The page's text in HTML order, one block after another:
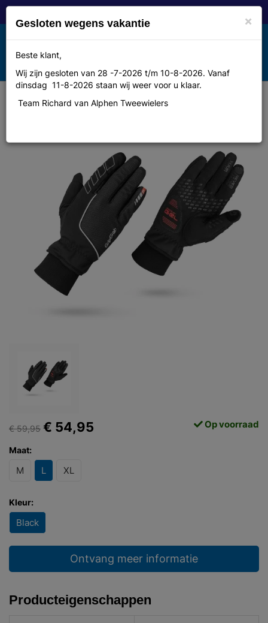
Toggle
navigation
MENU
Gripgrab 1016 Windster L
€ 59,95 € 54,95 Op voorraad
Maat:
M L XL
Kleur:
Black
Ontvang meer informatie
Producteigenschappen
×
Gesloten wegens vakantie
Beste klant,
Wij zijn gesloten van 28 -7-2026 t/m 10-8-2026. Vanaf
dinsdag 11-8-2026 staan wij weer voor u klaar.
Team Richard van Alphen Tweewielers